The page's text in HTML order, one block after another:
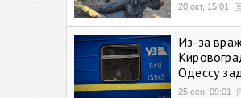
20 окт, 15:01
Из-за
Одессу
25 сен, 09:01